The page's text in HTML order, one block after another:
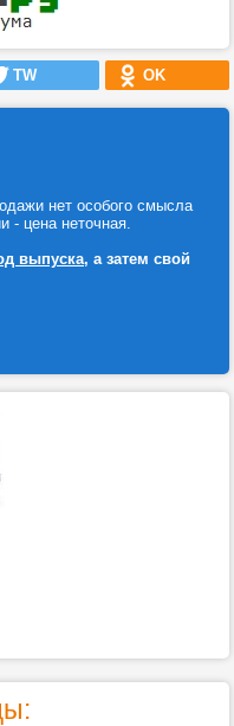
TW OK
нет особого смысла
- цена неточная.
выпуска, а затем свой